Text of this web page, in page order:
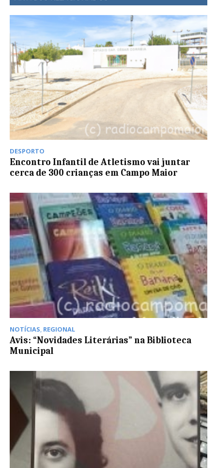
DESPORTO
Encontro Infantil de Atletismo vai juntar
cerca de 300 crianças em Campo Maior
NOTÍCIAS REGIONAL
Avis: “Novidades Literárias” na Biblioteca
Municipal